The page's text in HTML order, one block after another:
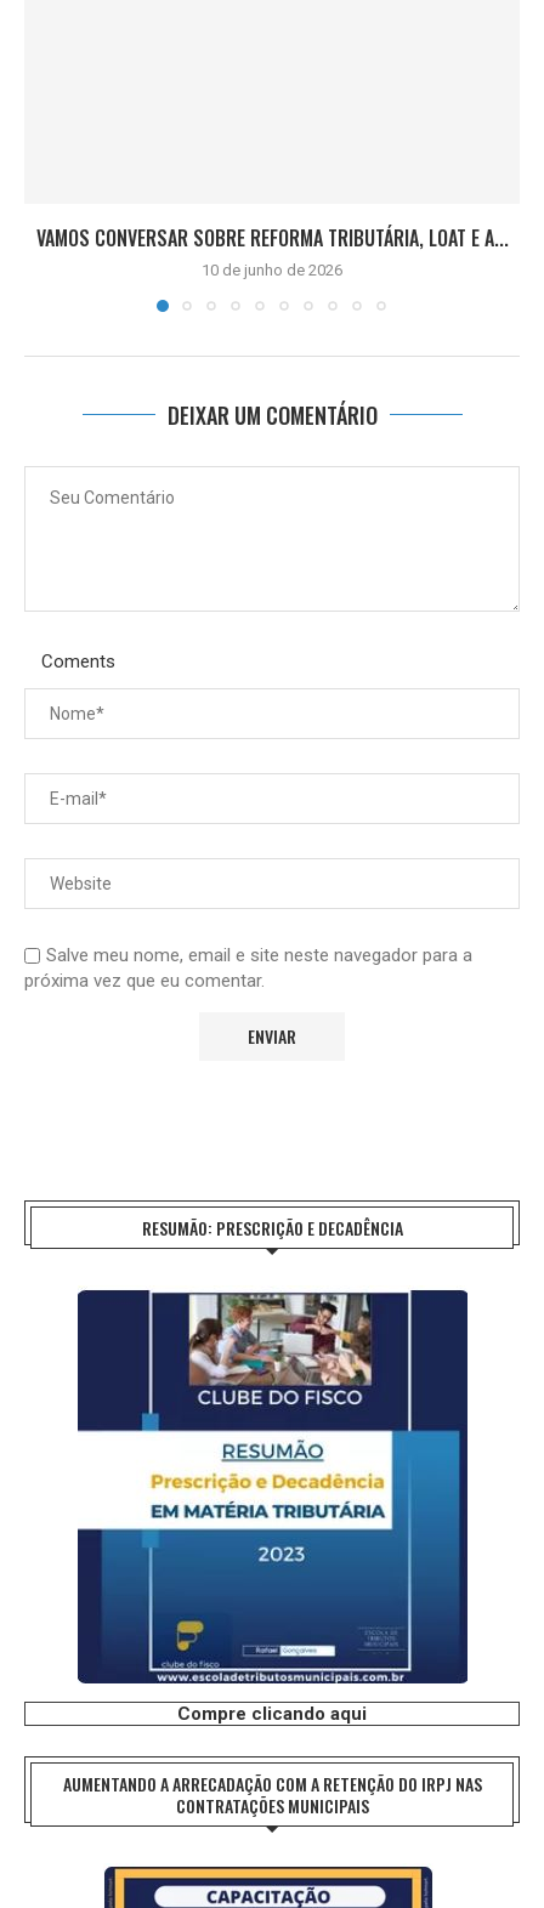
VAMOS CONVERSAR SOBRE REFORMA TRIBUTÁRIA, LOAT E A...
10 de junho de 2026
DEIXAR UM COMENTÁRIO
Coments
Salve meu nome, email e site neste navegador para a
próxima vez que eu comentar.
RESUMÃO: PRESCRIÇÃO E DECADÊNCIA
Compre clicando aqui
AUMENTANDO A ARRECADAÇÃO COM A RETENÇÃO DO IRPJ NAS
CONTRATAÇÕES MUNICIPAIS